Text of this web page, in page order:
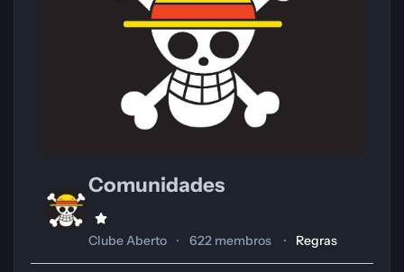
Comunidades
Clube Aberto 622 membros Regras